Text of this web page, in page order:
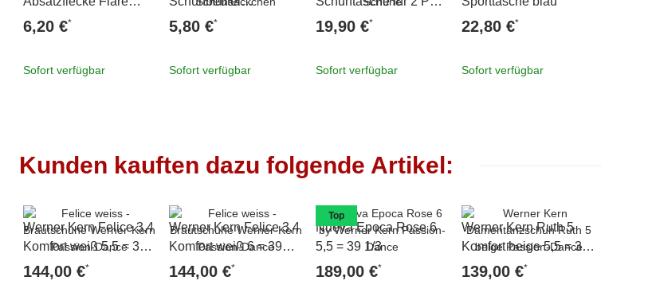
beige
6,20 €*
Sofort verfügbar
Schuhsäckchen
5,80 €*
Sofort verfügbar
Schuhe
19,90 €*
Sofort verfügbar
22,80 €*
Sofort verfügbar
Kunden kauften dazu folgende Artikel:
Werner Kern Felice 3,4
Komfort weiß 5,5 = 39
1/3
144,00 €*
Werner Kern Felice 3,4
Komfort weiß 6 = 39
2/3
144,00 €*
Top
Nueva Epoca Rose 6
5,5 = 39 1/3
189,00 €*
Werner Kern Ruth 5
Komfort beige 5,5 = 39
1/3
139,00 €*